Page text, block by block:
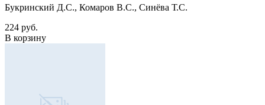
Букринский Д.С., Комаров В.С., Синёва Т.С.
224 руб.
В корзину